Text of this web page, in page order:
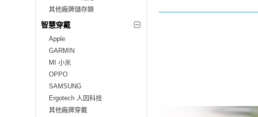
其他廠牌儲存類
智慧穿戴
Apple
GARMIN
MI 小米
OPPO
SAMSUNG
Ergotech 人因科技
其他廠牌穿戴